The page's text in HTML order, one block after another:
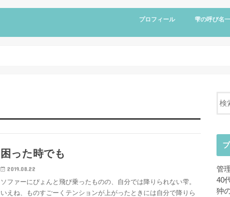
プロフィール 雫の呼び名
困った時でも
2019.08.22
ソファーにぴょんと飛び乗ったものの、自分では降りられない雫。
いえね、ものすごーくテンションが上がったときには自分で降りら
管
40
狆